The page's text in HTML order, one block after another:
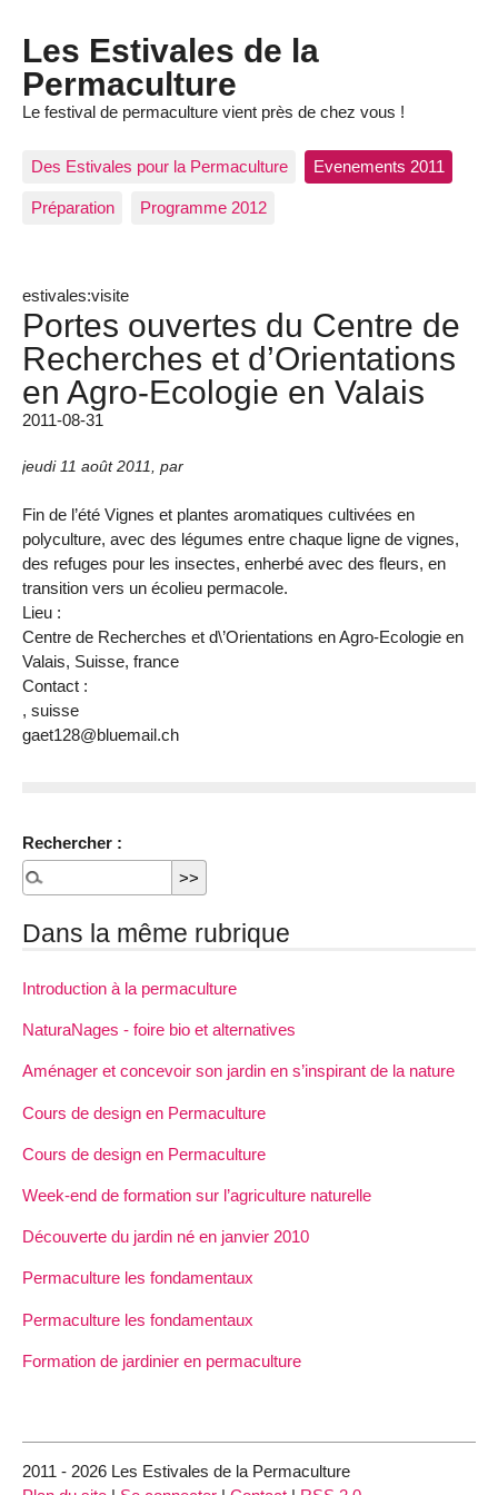
Les Estivales de la
Permaculture
Le festival de permaculture vient près de chez vous !
Des Estivales pour la Permaculture Evenements 2011
Préparation Programme 2012
estivales:visite
Portes ouvertes du Centre de
Recherches et d’Orientations
en Agro-Ecologie en Valais
2011-08-31
jeudi 11 août 2011 par
Fin de l’été Vignes et plantes aromatiques cultivées en
polyculture, avec des légumes entre chaque ligne de vignes,
des refuges pour les insectes, enherbé avec des fleurs, en
transition vers un écolieu permacole.
Lieu :
Centre de Recherches et d\’Orientations en Agro-Ecologie en
Valais, Suisse, france
Contact :
, suisse
gaet128@bluemail.ch
Rechercher :
Dans la même rubrique
Introduction à la permaculture
NaturaNages - foire bio et alternatives
Aménager et concevoir son jardin en s’inspirant de la nature
Cours de design en Permaculture
Cours de design en Permaculture
Week-end de formation sur l’agriculture naturelle
Découverte du jardin né en janvier 2010
Permaculture les fondamentaux
Permaculture les fondamentaux
Formation de jardinier en permaculture
2011 - 2026 Les Estivales de la Permaculture